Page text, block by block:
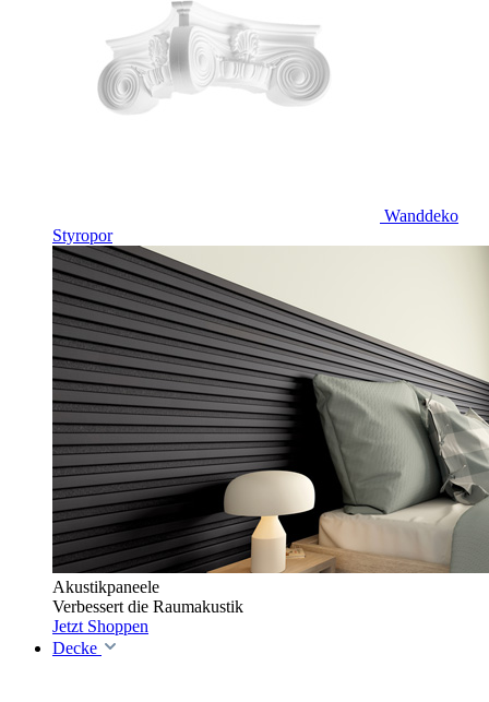
Wanddeko
Styropor
Akustikpaneele
Verbessert die Raumakustik
Jetzt Shoppen
Decke